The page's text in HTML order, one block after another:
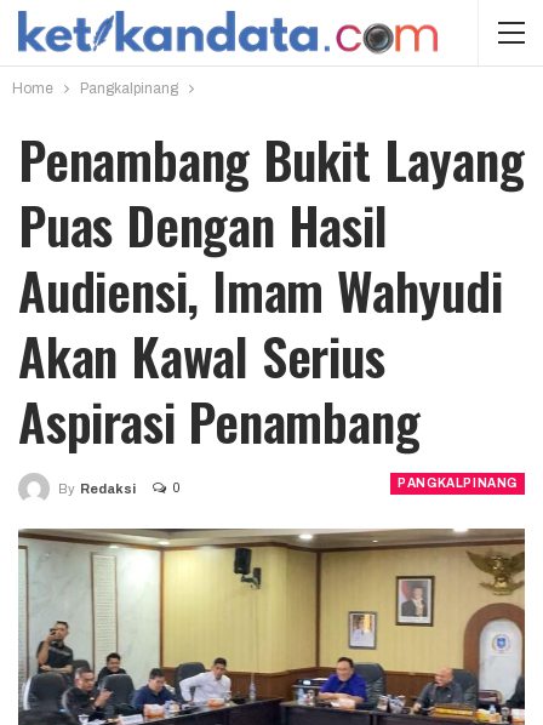
Home Pangkalpinang
Penambang Bukit Layang
Puas Dengan Hasil
Audiensi, Imam Wahyudi
Akan Kawal Serius
Aspirasi Penambang
PANGKALPINANG
By Redaksi 0